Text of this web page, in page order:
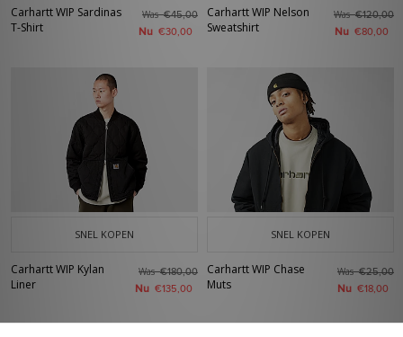
Carhartt WIP Sardinas
T-Shirt
Was€45,00
Nu €30,00
Carhartt WIP Nelson
Sweatshirt
Was€120,00
Nu €80,00
SNEL KOPEN
Carhartt WIP Kylan
Liner
Was€180,00
Nu €135,00
SNEL KOPEN
Carhartt WIP Chase
Muts
Was€25,00
Nu €18,00